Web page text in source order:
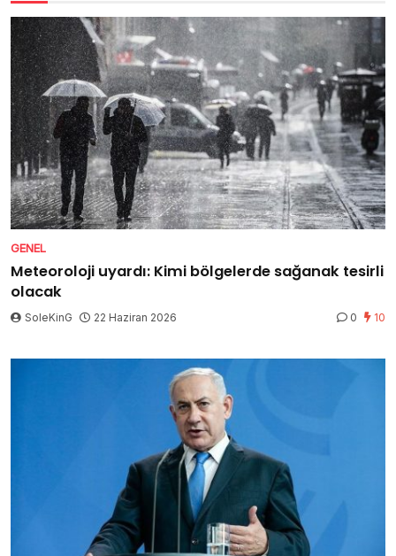
GENEL
Meteoroloji uyardı: Kimi bölgelerde sağanak tesirli
olacak
SoleKinG 22 Haziran 2026 0 10